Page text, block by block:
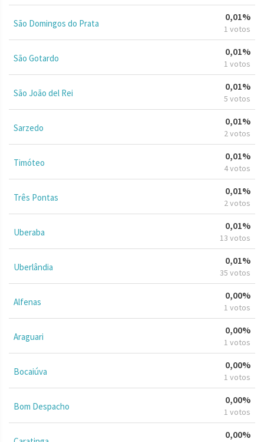
São Domingos do Prata
0,01%
1 votos
São Gotardo
0,01%
1 votos
São João del Rei
0,01%
5 votos
Sarzedo
0,01%
2 votos
Timóteo
0,01%
4 votos
Três Pontas
0,01%
2 votos
Uberaba
0,01%
13 votos
Uberlândia
0,01%
35 votos
Alfenas
0,00%
1 votos
Araguari
0,00%
1 votos
Bocaiúva
0,00%
1 votos
Bom Despacho
0,00%
1 votos
0,00%